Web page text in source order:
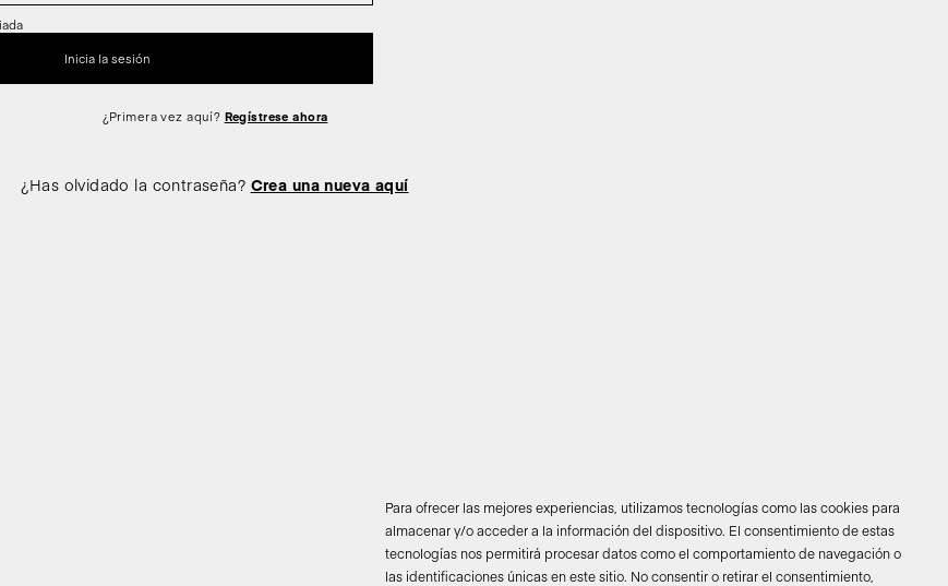
Para ofrecer las mejores experiencias, utilizamos tecnologías como las cookies para
almacenar y/o acceder a la información del dispositivo. El consentimiento de estas
tecnologías nos permitirá procesar datos como el comportamiento de navegación o
las identificaciones únicas en este sitio. No consentir o retirar el consentimiento,
¿Primera vez aquí? Regístrese ahora
¿Has olvidado la contraseña? Crea una nueva aquí